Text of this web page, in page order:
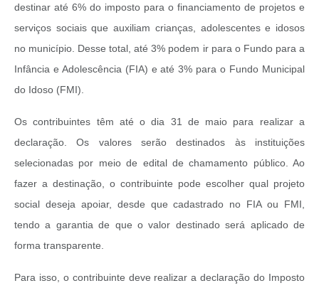
destinar até 6% do imposto para o financiamento de projetos e
serviços sociais que auxiliam crianças, adolescentes e idosos
no município. Desse total, até 3% podem ir para o Fundo para a
Infância e Adolescência (FIA) e até 3% para o Fundo Municipal
do Idoso (FMI).
Os contribuintes têm até o dia 31 de maio para realizar a
declaração. Os valores serão destinados às instituições
selecionadas por meio de edital de chamamento público. Ao
fazer a destinação, o contribuinte pode escolher qual projeto
social deseja apoiar, desde que cadastrado no FIA ou FMI,
tendo a garantia de que o valor destinado será aplicado de
forma transparente.
Para isso, o contribuinte deve realizar a declaração do Imposto